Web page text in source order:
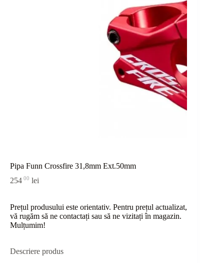
Pipa Funn Crossfire 31,8mm Ext.50mm
254 00 lei
Prețul produsului este orientativ. Pentru prețul actualizat,
vă rugăm să ne contactați sau să ne vizitați în magazin.
Mulțumim!
Descriere produs